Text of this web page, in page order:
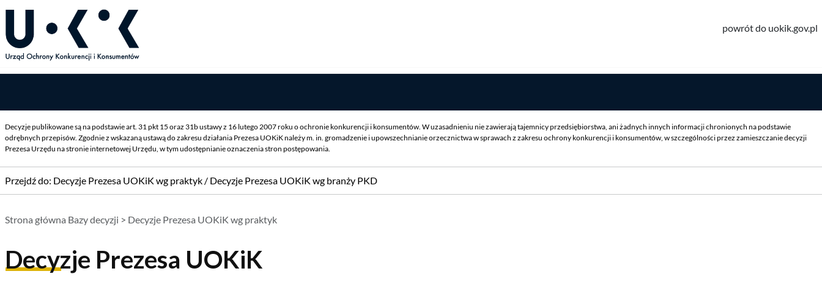
powrót do uokik.gov.pl
Decyzje publikowane są na podstawie art. 31 pkt 15 oraz 31b ustawy z 16 lutego 2007 roku o ochronie konkurencji i konsumentów. W uzasadnieniu nie zawierają tajemnicy przedsiębiorstwa, ani żadnych innych informacji chronionych na podstawie
odrębnych przepisów. Zgodnie z wskazaną ustawą do zakresu działania Prezesa UOKiK należy m. in. gromadzenie i upowszechnianie orzecznictwa w sprawach z zakresu ochrony konkurencji i konsumentów, w szczególności przez zamieszczanie decyzji
Prezesa Urzędu na stronie internetowej Urzędu, w tym udostępnianie oznaczenia stron postępowania.
Przejdź do: Decyzje Prezesa UOKiK wg praktyk/ Decyzje Prezesa UOKiK wg branży PKD
Strona główna Bazy decyzji > Decyzje Prezesa UOKiK wg praktyk
Decyzje Prezesa UOKiK